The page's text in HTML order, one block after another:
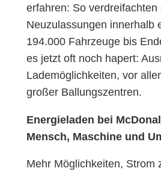
erfahren: So verdreifachten
Neuzulassungen innerhalb
194.000 Fahrzeuge bis
es jetzt oft noch hapert:
Lademöglichkeiten, vor
großer Ballungszentren.
Energieladen bei
Mensch, Maschine und
Mehr Möglichkeiten, Strom